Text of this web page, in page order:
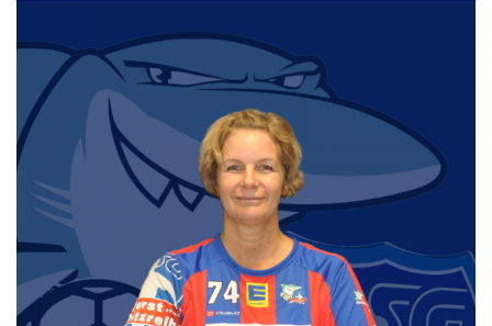
UNSERE SPORTHALLEN
Training & Termine
DIENSTE (SR/KG/VK)
Die SpecialHaie
Teams
Trainer
ALLE SPIELE